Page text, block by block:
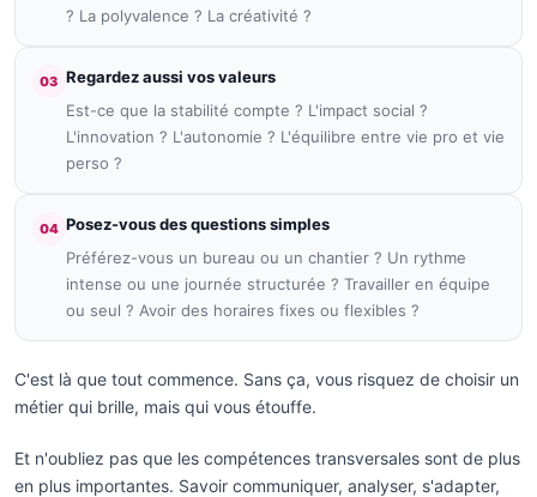
? La polyvalence ? La créativité ?
03 Regardez aussi vos valeurs
Est-ce que la stabilité compte ? L'impact social ?
L'innovation ? L'autonomie ? L'équilibre entre vie pro et vie
perso ?
04 Posez-vous des questions simples
Préférez-vous un bureau ou un chantier ? Un rythme
intense ou une journée structurée ? Travailler en équipe
ou seul ? Avoir des horaires fixes ou flexibles ?
C'est là que tout commence. Sans ça, vous risquez de choisir un
métier qui brille, mais qui vous étouffe.
Et n'oubliez pas que les compétences transversales sont de plus
en plus importantes. Savoir communiquer, analyser, s'adapter,